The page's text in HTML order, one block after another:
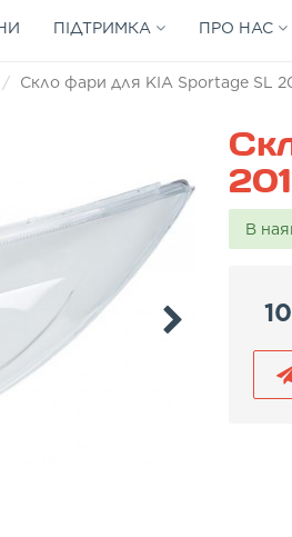
ПІДТРИМКА ПРО НАС
Скло фари для KIA Sportage SL
В